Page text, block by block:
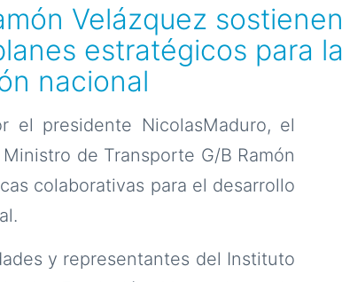
Velázquez sostienen
estratégicos para la
nacional
el presidente NicolasMaduro, el
de Transporte G/B Ramón
colaborativas para el desarrollo
y representantes del Instituto